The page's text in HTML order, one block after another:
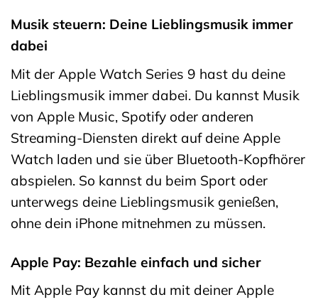
Musik steuern: Deine Lieblingsmusik immer
dabei
Mit der Apple Watch Series 9 hast du deine
Lieblingsmusik immer dabei. Du kannst Musik
von Apple Music, Spotify oder anderen
Streaming-Diensten direkt auf deine Apple
Watch laden und sie über Bluetooth-Kopfhörer
abspielen. So kannst du beim Sport oder
unterwegs deine Lieblingsmusik genießen,
ohne dein iPhone mitnehmen zu müssen.
Apple Pay: Bezahle einfach und sicher
Mit Apple Pay kannst du mit deiner Apple